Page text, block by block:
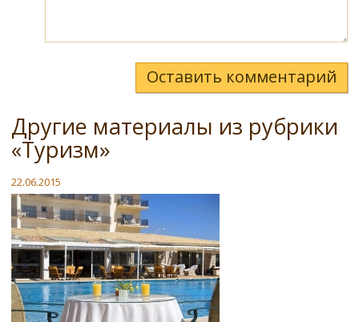
Оставить комментарий
Другие материалы из рубрики
«Туризм»
22.06.2015